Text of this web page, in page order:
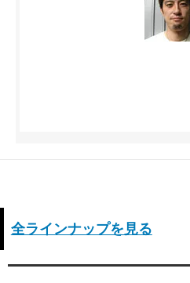
全ラインナップを見る